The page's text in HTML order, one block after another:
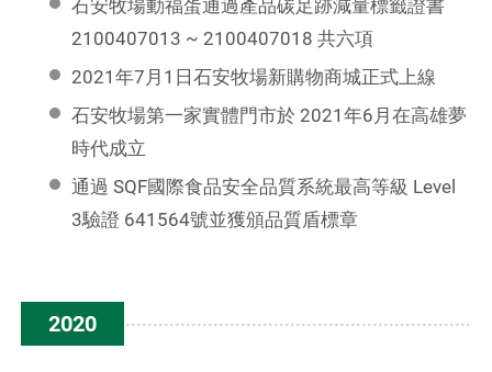
石安牧場動福蛋通過產品碳足跡減量標籤證書
2100407013 ~ 2100407018 共六項
2021年7月1日石安牧場新購物商城正式上線
石安牧場第一家實體門市於 2021年6月在高雄夢
時代成立
通過 SQF國際食品安全品質系統最高等級 Level
3驗證 641564號並獲頒品質盾標章
2020